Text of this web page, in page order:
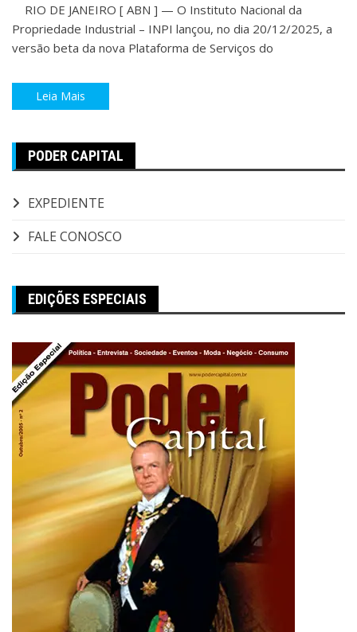
RIO DE JANEIRO [ ABN ] — O Instituto Nacional da
Propriedade Industrial – INPI lançou, no dia 20/12/2025, a
versão beta da nova Plataforma de Serviços do
Leia Mais
PODER CAPITAL
EXPEDIENTE
FALE CONOSCO
EDIÇÕES ESPECIAIS